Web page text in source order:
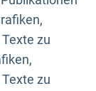
zu
zu